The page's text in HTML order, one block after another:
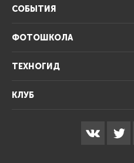
СОБЫТИЯ
ФОТОШКОЛА
ТЕХНОГИД
КЛУБ